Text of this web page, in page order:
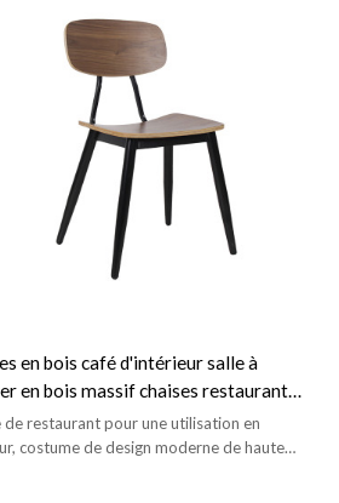
en bois café d'intérieur salle à
en bois massif chaises restaurant
en bois
de restaurant pour une utilisation en
costume de design moderne de haute